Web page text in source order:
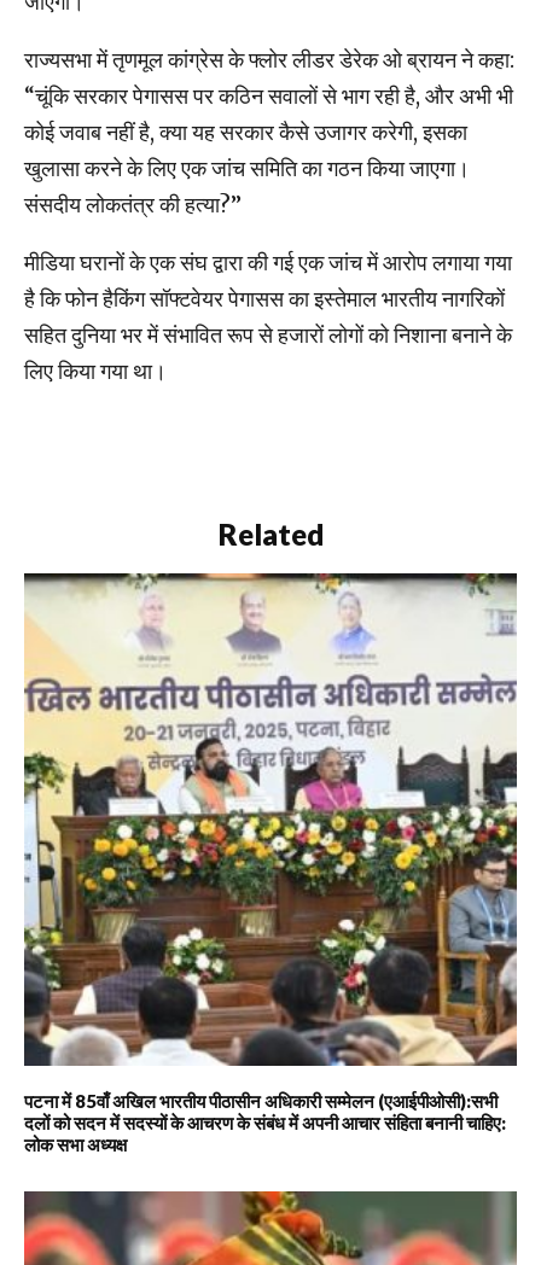
राज्यसभा में तृणमूल कांग्रेस के फ्लोर लीडर डेरेक ओ ब्रायन ने कहा:
“चूंकि सरकार पेगासस पर कठिन सवालों से भाग रही है, और अभी भी
कोई जवाब नहीं है, क्या यह सरकार कैसे उजागर करेगी, इसका
खुलासा करने के लिए एक जांच समिति का गठन किया जाएगा।
संसदीय लोकतंत्र की हत्या?”
मीडिया घरानों के एक संघ द्वारा की गई एक जांच में आरोप लगाया गया
है कि फोन हैकिंग सॉफ्टवेयर पेगासस का इस्तेमाल भारतीय नागरिकों
सहित दुनिया भर में संभावित रूप से हजारों लोगों को निशाना बनाने के
लिए किया गया था।
Related
पटना में 85वाँ अखिल भारतीय पीठासीन अधिकारी सम्मेलन (एआईपीओसी):सभी
दलों को सदन में सदस्यों के आचरण के संबंध में अपनी आचार संहिता बनानी चाहिए:
लोक सभा अध्यक्ष